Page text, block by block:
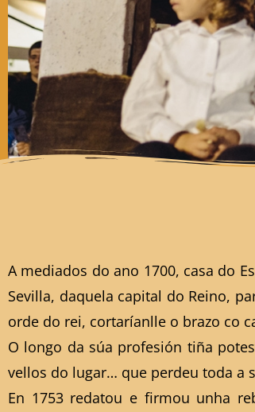
A mediados do ano 1700, casa do
Sevilla, daquela capital do Reino,
orde do rei, cortaríanlle o brazo co
O longo da súa profesión tiña
vellos do lugar… que perdeu toda a
En 1753 redatou e firmou unha